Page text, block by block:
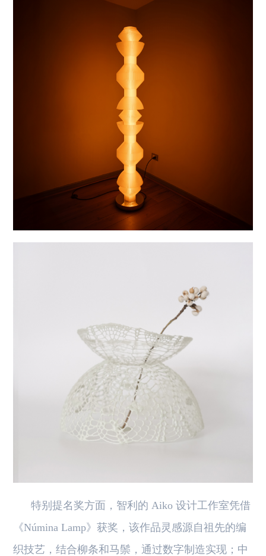
特别提名奖方面，智利的 Aiko 设计工作室凭借
《Númina Lamp》获奖，该作品灵感源自祖先的编
织技艺，结合柳条和马鬃，通过数字制造实现；中